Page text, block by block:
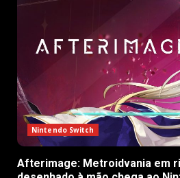
Nintendo Switch
Afterimage: Metroidvania em